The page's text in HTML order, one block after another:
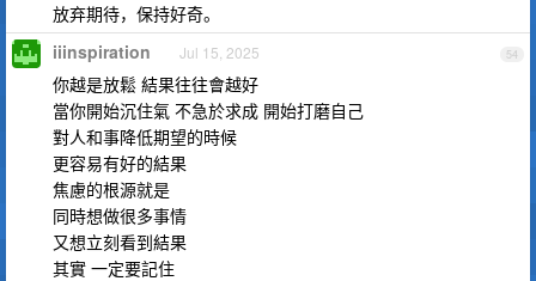
放弃期待，保持好奇。
54
iiinspiration Jul 15, 2025
你越是放鬆 結果往往會越好
當你開始沉住氣 不急於求成 開始打磨自己
對人和事降低期望的時候
更容易有好的結果
焦慮的根源就是
同時想做很多事情
又想立刻看到結果
其實 一定要記住